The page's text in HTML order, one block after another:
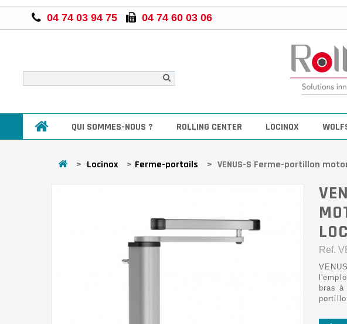
04 74 03 94 75 04 74 60 03 06
QUI SOMMES-NOUS ? ROLLING CENTER LOCINOX
> Locinox > Ferme-portails > VENUS-S Ferme-portillon
Ref.
bras